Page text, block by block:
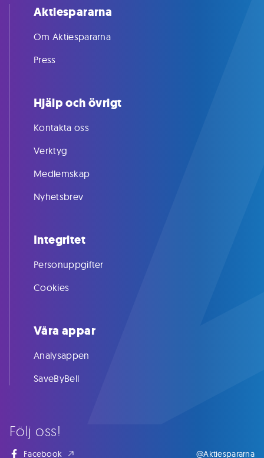
Följ oss!
Facebook @Aktiespararna
Aktiespararna
Om Aktiespararna
Press
Hjälp och övrigt
Kontakta oss
Verktyg
Medlemskap
Nyhetsbrev
Integritet
Personuppgifter
Cookies
Våra appar
Analysappen
SaveByBell